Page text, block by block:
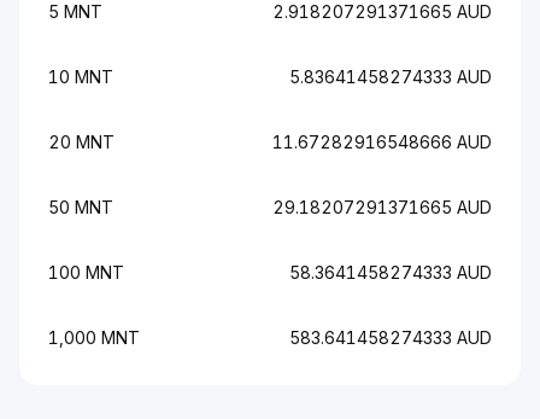
5 MNT 2.918207291371665 AUD
10 MNT 5.83641458274333 AUD
20 MNT 11.67282916548666 AUD
50 MNT 29.18207291371665 AUD
100 MNT 58.3641458274333 AUD
1,000 MNT 583.641458274333 AUD